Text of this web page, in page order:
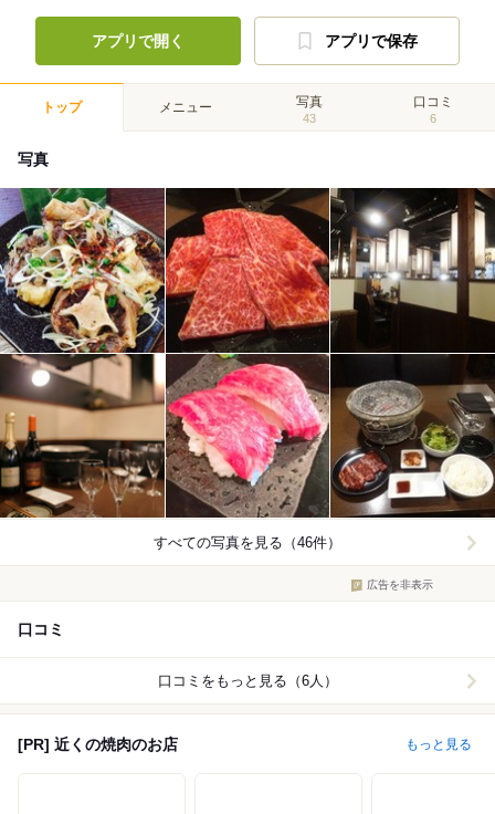
アプリで開く アプリで保存
トップ メニュー 写真
43
口コミ
6
写真
すべての写真を見る（46件）
広告を非表示
口コミ
口コミをもっと見る（6人）
[PR] 近くの焼肉のお店 もっと見る